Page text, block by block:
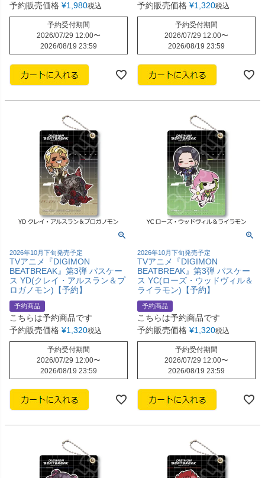
予約販売価格 ¥1,980税込
予約受付期間
2026/07/29 12:00〜
2026/08/19 23:59
予約販売価格 ¥1,320税込
予約受付期間
2026/07/29 12:00〜
2026/08/19 23:59
2026年10月下旬発売予定
TVアニメ『DIGIMON
BEATBREAK』第3弾 パスケー
ス YD(クレイ・アルスラン＆プ
ロガノモン)【予約】
予約商品
こちらは予約商品です
予約販売価格 ¥1,320税込
予約受付期間
2026/07/29 12:00〜
2026/08/19 23:59
2026年10月下旬発売予定
TVアニメ『DIGIMON
BEATBREAK』第3弾 パスケー
ス YC(ローズ・ウッドヴィル＆
ライラモン)【予約】
予約商品
こちらは予約商品です
予約販売価格 ¥1,320税込
予約受付期間
2026/07/29 12:00〜
2026/08/19 23:59